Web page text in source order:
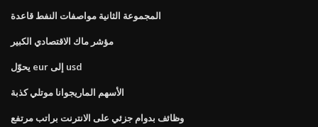
المجموعة الثانية مواصفات النفط قاعدة
مؤشر ماك الاقتصادي الكبير
يحوّل eur إلى usd
الأسهم الماريجوانا موتلي كذبة
وظائف بدوام جزئي على الانترنت براتب مرتفع